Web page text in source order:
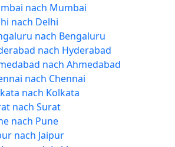
nach Mumbai
nach Delhi
nach Bengaluru
nach Hyderabad
nach Ahmedabad
nach Chennai
nach Kolkata
nach Surat
nach Pune
nach Jaipur